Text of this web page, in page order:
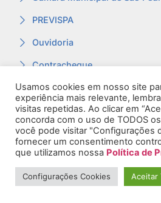
PREVISPA
Ouvidoria
Contracheque
Webmail
© 2026. Todos os Direitos
Usamos cookies em nosso site
experiência mais relevante,
visitas repetidas. Ao clicar em
concorda com o uso de TODOS
você pode visitar "Configurações
fornecer um consentimento
que utilizamos nossa Política de
Configurações Cookies Aceitar